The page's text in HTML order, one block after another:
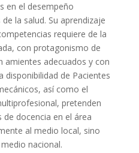
en el desempeño
la salud. Su aprendizaje
requiere de la
con protagonismo de
amientes adecuados y con
disponibilidad de Pacientes
así como el
pretenden
docencia en el área
al medio local, sino
nacional.